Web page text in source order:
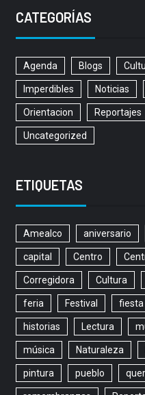
CATEGORÍAS
Agenda Blogs
Imperdibles Noticias
Orientacion Reportajes
Uncategorized
ETIQUETAS
Amealco aniversario
capital Centro
Corregidora Cultura
feria Festival fiesta
historias Lectura
música Naturaleza
pintura pueblo